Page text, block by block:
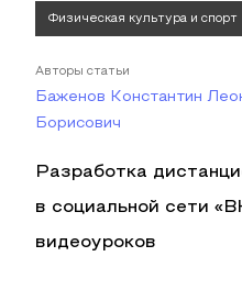
Физическая культура и спорт
Авторы статьи
Баженов Константин
Борисович
Разработка
в социальной сети
видеоуроков